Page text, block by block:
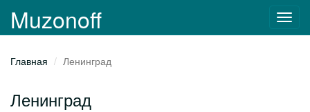
Muzonoff
Главная Ленинград
Ленинград